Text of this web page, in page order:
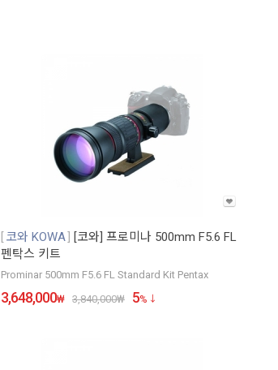
코와 KOWA
[코와] 프로미나 500mm F5.6 FL
펜탁스 키트
Prominar 500mm F5.6 FL Standard Kit Pentax
3,648,000₩ 3,840,000₩ 5%